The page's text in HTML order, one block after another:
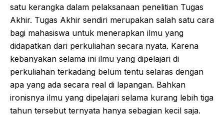
satu kerangka dalam pelaksanaan penelitian Tugas
Akhir. Tugas Akhir sendiri merupakan salah satu cara
bagi mahasiswa untuk menerapkan ilmu yang
didapatkan dari perkuliahan secara nyata. Karena
kebanyakan selama ini ilmu yang dipelajari di
perkuliahan terkadang belum tentu selaras dengan
apa yang ada secara real di lapangan. Bahkan
ironisnya ilmu yang dipelajari selama kurang lebih tiga
tahun tersebut ternyata hanya sebagian kecil saja.